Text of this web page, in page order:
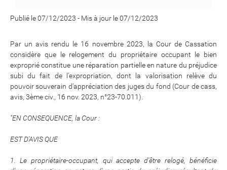
Publié le 07/12/2023 - Mis à jour le 07/12/2023
Par un avis rendu le 16 novembre 2023, la Cour de Cassation
considère que le relogement du propriétaire occupant le bien
exproprié constitue une réparation partielle en nature du préjudice
subi du fait de l'expropriation, dont la valorisation relève du
pouvoir souverain d'appréciation des juges du fond (Cour de cass,
avis, 3ème civ., 16 nov. 2023, n°23-70.011).
"EN CONSEQUENCE, la Cour :
EST D'AVIS QUE
1. Le propriétaire-occupant, qui accepte d'être relogé, bénéficie